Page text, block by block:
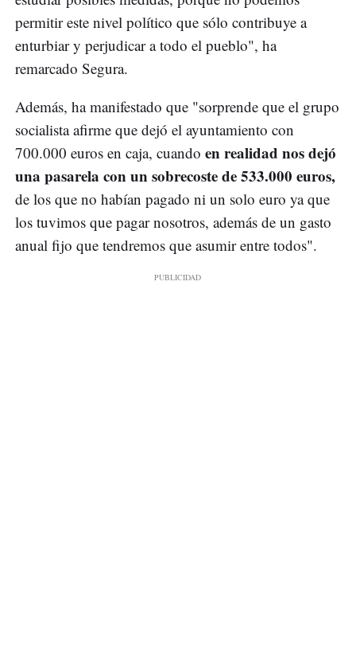
permitir este nivel político que sólo contribuye a
enturbiar y perjudicar a todo el pueblo", ha
remarcado Segura.
Además, ha manifestado que "sorprende que el grupo
socialista afirme que dejó el ayuntamiento con
700.000 euros en caja, cuando en realidad nos dejó
una pasarela con un sobrecoste de 533.000 euros,
de los que no habían pagado ni un solo euro ya que
los tuvimos que pagar nosotros, además de un gasto
anual fijo que tendremos que asumir entre todos".